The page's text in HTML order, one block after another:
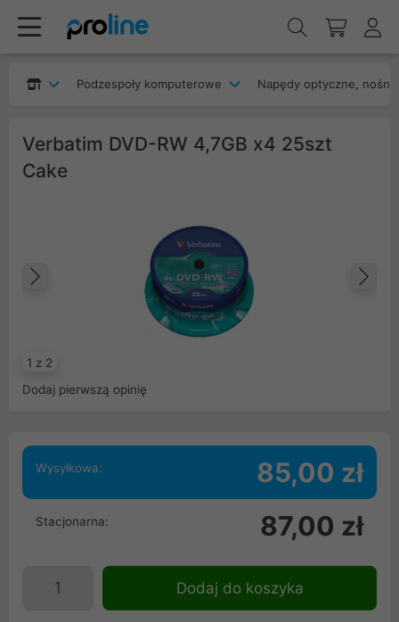
Podzespoły komputerowe Napędy optyczne,
Verbatim DVD-RW 4,7GB x4 25szt
Cake
1 z 2
Poprzedni
Dodaj pierwszą opinię
Wysyłkowa: 85,00 zł
Stacjonarna: 87,00 zł
Dodaj do koszyka